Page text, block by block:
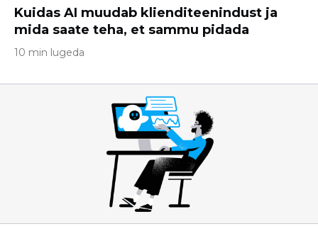
Kuidas AI muudab klienditeenindust ja
mida saate teha, et sammu pidada
10 min lugeda